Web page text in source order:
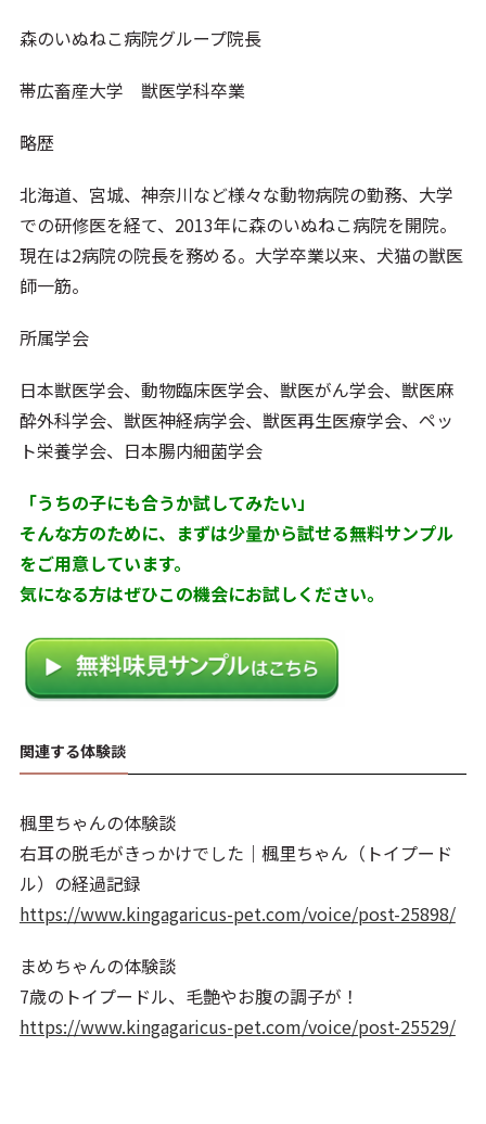
森のいぬねこ病院グループ院長
帯広畜産大学 獣医学科卒業
略歴
北海道、宮城、神奈川など様々な動物病院の勤務、大学
での研修医を経て、2013年に森のいぬねこ病院を開院。
現在は2病院の院長を務める。大学卒業以来、犬猫の獣医
師一筋。
所属学会
日本獣医学会、動物臨床医学会、獣医がん学会、獣医麻
酔外科学会、獣医神経病学会、獣医再生医療学会、ペッ
ト栄養学会、日本腸内細菌学会
「うちの子にも合うか試してみたい」
そんな方のために、まずは少量から試せる無料サンプル
をご用意しています。
気になる方はぜひこの機会にお試しください。
関連する体験談
楓里ちゃんの体験談
右耳の脱毛がきっかけでした｜楓里ちゃん（トイプード
ル）の経過記録
https://www.kingagaricus-pet.com/voice/post-25898/
まめちゃんの体験談
7歳のトイプードル、毛艶やお腹の調子が！
https://www.kingagaricus-pet.com/voice/post-25529/